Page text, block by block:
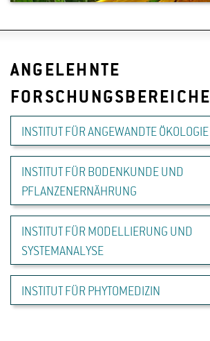
ANGELEHNTE
FORSCHUNGSBEREICHE
INSTITUT FÜR ANGEWANDTE ÖKOLOGIE
INSTITUT FÜR BODENKUNDE UND
PFLANZENERNÄHRUNG
INSTITUT FÜR MODELLIERUNG UND
SYSTEMANALYSE
INSTITUT FÜR PHYTOMEDIZIN